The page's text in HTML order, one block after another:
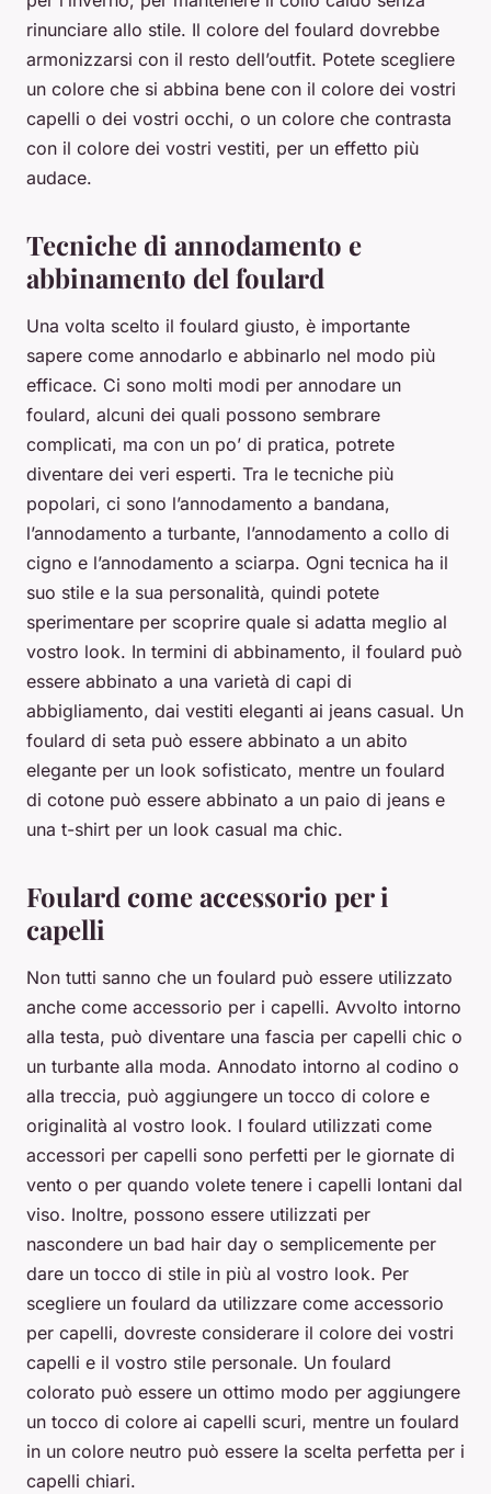
rinunciare allo stile. Il colore del foulard dovrebbe
armonizzarsi con il resto dell’outfit. Potete scegliere
un colore che si abbina bene con il colore dei vostri
capelli o dei vostri occhi, o un colore che contrasta
con il colore dei vostri vestiti, per un effetto più
audace.
Tecniche di annodamento e
abbinamento del foulard
Una volta scelto il foulard giusto, è importante
sapere come annodarlo e abbinarlo nel modo più
efficace. Ci sono molti modi per annodare un
foulard, alcuni dei quali possono sembrare
complicati, ma con un po’ di pratica, potrete
diventare dei veri esperti. Tra le tecniche più
popolari, ci sono l’annodamento a bandana,
l’annodamento a turbante, l’annodamento a collo di
cigno e l’annodamento a sciarpa. Ogni tecnica ha il
suo stile e la sua personalità, quindi potete
sperimentare per scoprire quale si adatta meglio al
vostro look. In termini di abbinamento, il foulard può
essere abbinato a una varietà di capi di
abbigliamento, dai vestiti eleganti ai jeans casual. Un
foulard di seta può essere abbinato a un abito
elegante per un look sofisticato, mentre un foulard
di cotone può essere abbinato a un paio di jeans e
una t-shirt per un look casual ma chic.
Foulard come accessorio per i
capelli
Non tutti sanno che un foulard può essere utilizzato
anche come accessorio per i capelli. Avvolto intorno
alla testa, può diventare una fascia per capelli chic o
un turbante alla moda. Annodato intorno al codino o
alla treccia, può aggiungere un tocco di colore e
originalità al vostro look. I foulard utilizzati come
accessori per capelli sono perfetti per le giornate di
vento o per quando volete tenere i capelli lontani dal
viso. Inoltre, possono essere utilizzati per
nascondere un bad hair day o semplicemente per
dare un tocco di stile in più al vostro look. Per
scegliere un foulard da utilizzare come accessorio
per capelli, dovreste considerare il colore dei vostri
capelli e il vostro stile personale. Un foulard
colorato può essere un ottimo modo per aggiungere
un tocco di colore ai capelli scuri, mentre un foulard
in un colore neutro può essere la scelta perfetta per i
capelli chiari.